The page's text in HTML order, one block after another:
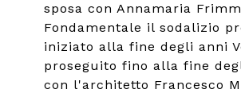
sposa con Annamaria
Fondamentale il sodalizio
iniziato alla fine degli anni
proseguito fino alla fine
con l'architetto Francesco